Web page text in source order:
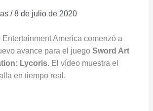
/8 de julio de 2020
Entertainment America comenzó a
avance para el juego Sword Art
Lycoris. El vídeo muestra el
en tiempo real.